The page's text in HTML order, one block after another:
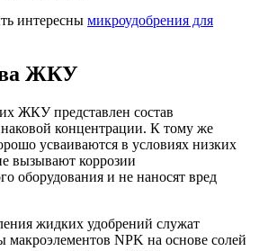
интересны микроудобрения для
ЖКУ
ЖКУ представлен состав
концентрации. К тому же
усваиваются в условиях низких
вызывают коррозии
оборудования и не наносят вред
жидких удобрений служат
макроэлементов NPK на основе солей